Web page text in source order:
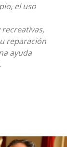
el uso
reparación
ayuda